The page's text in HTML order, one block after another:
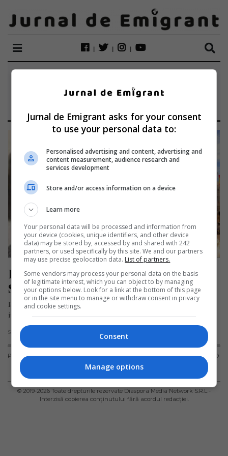
FUNIERU
CĂTĂLINA
Româncă plecată la muncă în
Spania, dată dispărută de familie
Polițiștii din municipiul Mangalia au fost sesizați marți, 26
iunie, în legătură cu dispariția unei femei în vârstă de 46…
Scris de Daniela Stoica
PUBLICITATE
TERMENI ȘI
CONDIȚII DE
POLITICA DE
CONFIDENȚIALITATE
POLITICA PRIVIND
© 2019-2026 Toate drepturile rezervate Diaspora Media Network S.R.L -
Interzisă copierea conținutului fără acordul redacției.
Jurnal de Emigrant asks for your consent
to use your personal data to:
Personalised advertising and content, advertising and
content measurement, audience research and
services development
Store and/or access information on a device
Learn more
Your personal data will be processed and information from
your device (cookies, unique identifiers, and other device
data) may be stored by, accessed by and shared with 242
partners, or used specifically by this site. We and our partners
may use precise geolocation data. List of partners.
Some vendors may process your personal data on the basis
of legitimate interest, which you can object to by managing
your options below. Look for a link at the bottom of this page
or in the site menu to manage or withdraw consent in privacy
and cookie settings.
Consent
Manage options